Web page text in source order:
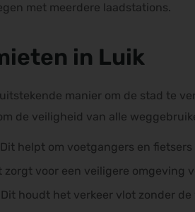
met meerdere laadstations.
in Luik
manier om de stad te
de veiligheid van alle
helpt om voetgangers en
zorgt voor een veiligere omgeving
houdt het verkeer vlot zonder